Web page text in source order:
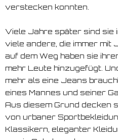
verstecken konnten.
Viele Jahre später sind sie
viele andere, die immer mit
auf dem Weg haben sie
mehr Leute hinzugefügt.
mehr als eine Jeans
eines Mannes und seiner
Aus diesem Grund decken
von urbaner
Klassikern, eleganter